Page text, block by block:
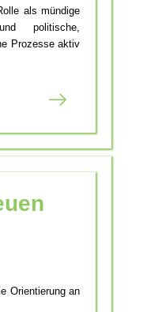
als mündige
politische,
Prozesse aktiv
Orientierung an